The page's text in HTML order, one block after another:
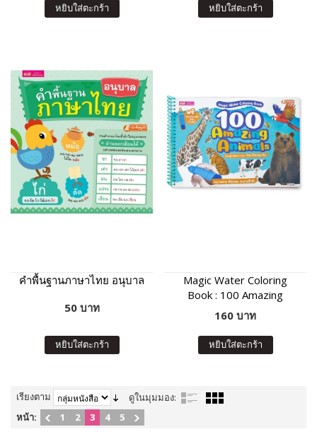
หยิบใส่ตะกร้า หยิบใส่ตะกร้า
คำพื้นฐานภาษาไทย อนุบาล
50 บาท
หยิบใส่ตะกร้า
Magic Water Coloring
Book : 100 Amazing
Animals
160 บาท
หยิบใส่ตะกร้า
เรียงตาม
ดูในมุมมอง:
หน้า:
1 2 3 4 5